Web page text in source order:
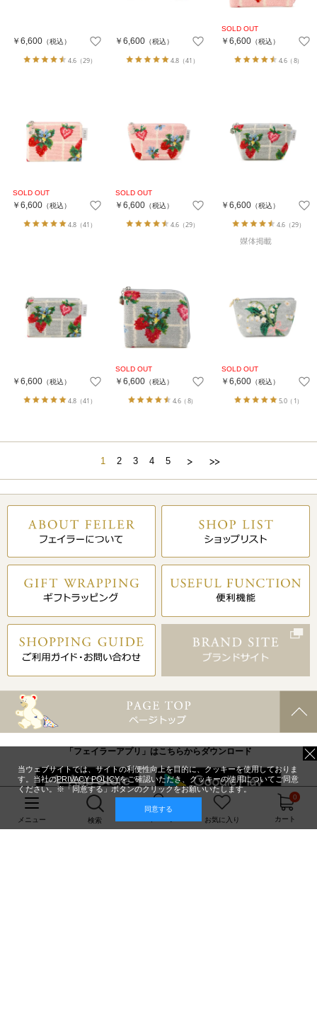
￥6,600（税込）
4.6（29）
￥6,600 （税込）
4.8 （41）
￥6,600（税込）
4.6（8）
￥6,600（税込）
4.8（41）
￥6,600 （税込）
4.6 （29）
￥6,600（税込）
4.6（29）
￥6,600（税込）
4.8（41）
￥6,600 （税込）
4.6（8）
￥6,600（税込）
5.0（1）
1 2 3 4 5
「フェイラーアプリ」はこちらからダウンロード
メニュー 検索 お気に入り
0
カート
当ウェブサイトでは、サイトの利便性向上を目的に、クッキーを使用しておりま
す。当社のPRIVACY POLICYをご確認いただき、クッキーの使用についてご同意
ください。※「同意する」ボタンのクリックをお願いいたします。
同意する